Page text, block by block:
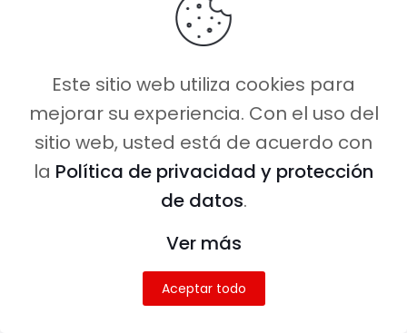
FELIZ DIA DE LA MUJERES 🌸 El día de hoy
probablemente se acabe de estudiar en los libros
de historia. Lucharemos hasta conseguir los
Una publicación compartida deSerena M.🌟 Ser Instagramer
Este sitio web utiliza cookies para
mejorar su experiencia. Con el uso del
sitio web, usted está de acuerdo con
la Política de privacidad y protección
de datos.
Ver más
Aceptar todo